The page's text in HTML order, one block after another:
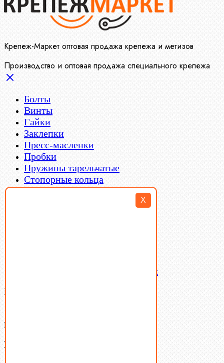
X
Крепеж-Маркет оптовая продажа крепежа и метизов
Производство и оптовая продажа специального крепежа
Болты
Винты
Гайки
Заклепки
Пресс-масленки
Пробки
Пружины тарельчатые
Стопорные кольца
Такелаж
Латунный и бронзовый крепеж
Ваша корзина
В корзине нет товаров.
Поиск